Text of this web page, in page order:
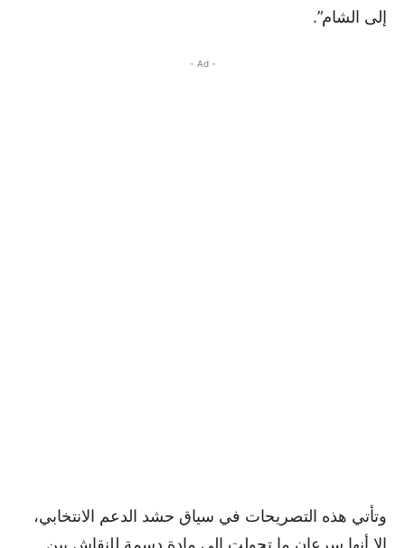
إلى الشام”.
- Ad -
وتأتي هذه التصريحات في سياق حشد الدعم الانتخابي،
إلا أنها سرعان ما تحولت إلى مادة دسمة للنقاش بين